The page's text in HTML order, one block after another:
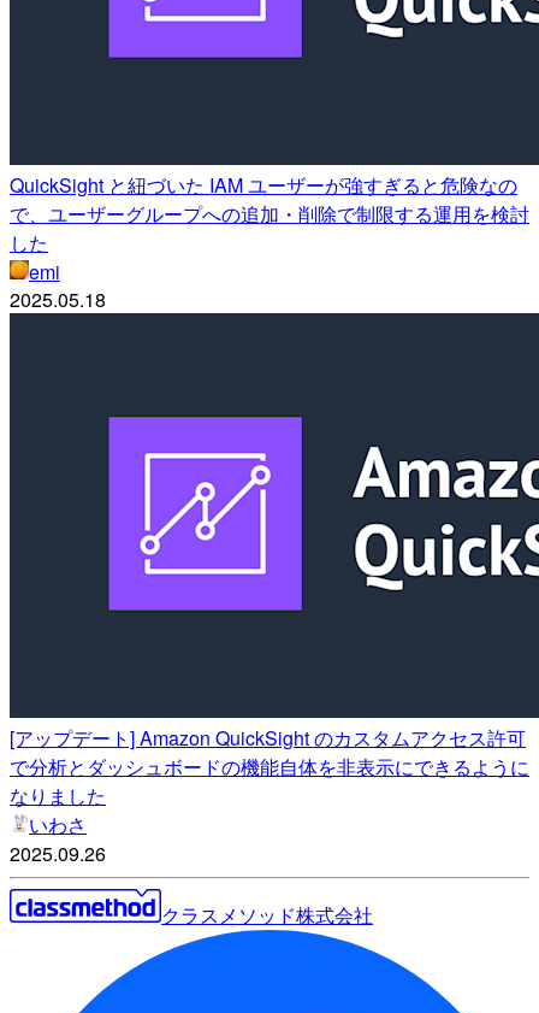
QuickSight と紐づいた IAM ユーザーが強すぎると危険なの
で、ユーザーグループへの追加・削除で制限する運用を検討
した
emi
2025.05.18
[アップデート] Amazon QuickSight のカスタムアクセス許可
で分析とダッシュボードの機能自体を非表示にできるように
なりました
いわさ
2025.09.26
クラスメソッド株式会社